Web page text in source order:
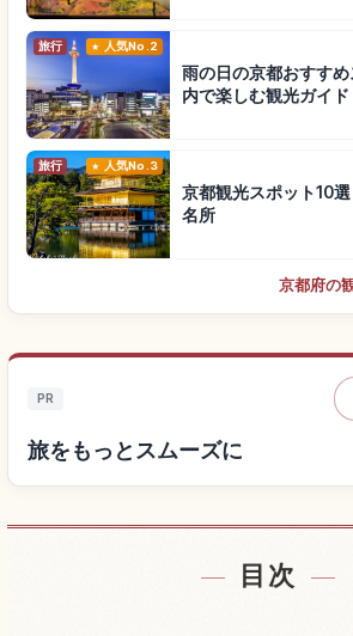
旅行 人気No.2
雨の日の京都おすす
内で楽しむ観光ガイド
旅行 人気No.3
京都観光スポット10
名所
京都府の
PR
旅をもっとスムーズに
宿を探す
目次